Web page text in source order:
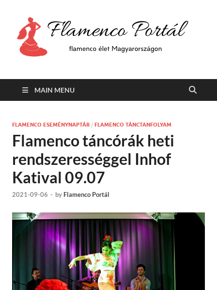
MAIN MENU
FLAMENCO ESEMÉNYNAPTÁR / FLAMENCO TÁNCTANFOLYAM
Flamenco táncórák heti
rendszerességgel Inhof
Katival 09.07
2021-09-06 - by Flamenco Portál